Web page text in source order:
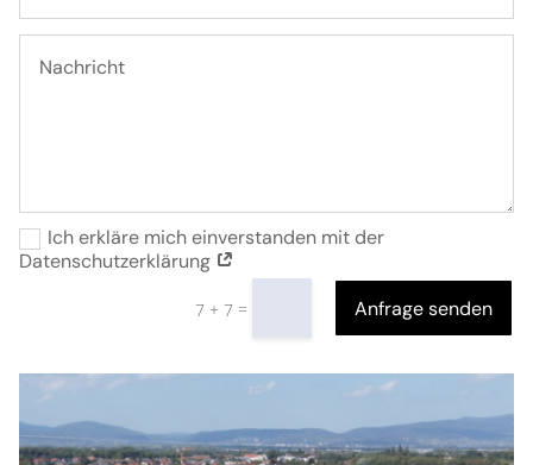
Ich erkläre mich einverstanden mit der
Datenschutzerklärung
7 + 7 = Anfrage senden